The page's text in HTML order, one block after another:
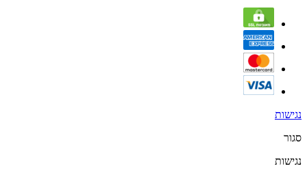
נגישות
סגור
נגישות